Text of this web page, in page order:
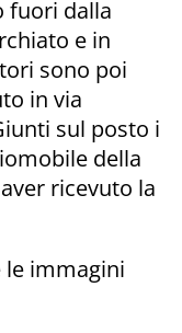
fuori dalla
e in
sono poi
in via
sul posto i
della
ricevuto la
le immagini